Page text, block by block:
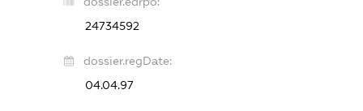
24734592
dossier.regDate:
04.04.97